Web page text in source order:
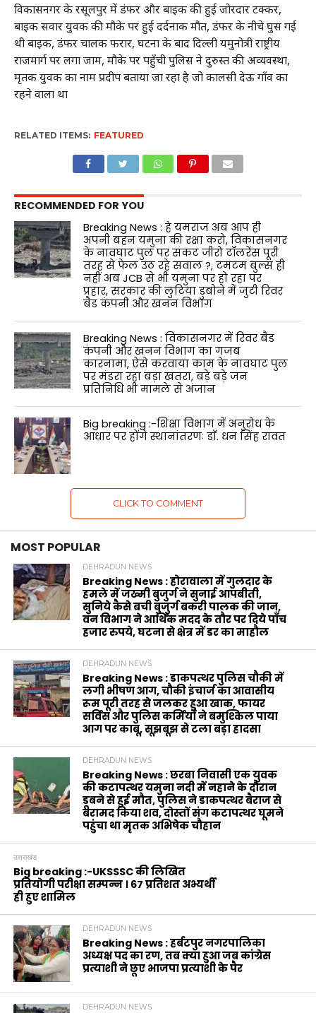
विकासनगर के रसूलपुर में डंफर और बाइक की हुई जोरदार टक्कर,
बाइक सवार युवक की मौके पर हुई दर्दनाक मौत, डंफर के नीचे घुस गई
थी बाइक, डंफर चालक फरार, घटना के बाद दिल्ली यमुनोत्री राष्ट्रीय
राजमार्ग पर लगा जाम, मौके पर पहुँची पुलिस ने दुरुस्त की अव्यवस्था,
मृतक युवक का नाम प्रदीप बताया जा रहा है जो कालसी देऊ गाँव का
रहने वाला था
RELATED ITEMS: FEATURED
RECOMMENDED FOR YOU
Breaking News : हे यमराज अब आप ही
अपनी बहन यमुना की रक्षा करो, विकासनगर
के नावघाट पुल पर संकट जीरो टॉलरेंस पूरी
तरह से फेल उठ रहे सवाल ?, टमटम बुल्स ही
नहीं अब JCB से भी यमुना पर हो रहा पर
प्रहार, सरकार की लुटिया डुबोने में जुटी रिवर
बैड कंपनी और खनन विभाग
Breaking News : विकासनगर में रिवर बैड
कंपनी और खनन विभाग का गजब
कारनामा, ऐसे करवाया काम के नावघाट पुल
पर मंडरा रहा बड़ा खतरा, बड़े बड़े जन
प्रतिनिधि भी मामले से अंजान
Big breaking :-शिक्षा विभाग में अनुरोध के
आधार पर होंगे स्थानांतरणः डाॅ. धन सिंह रावत
CLICK TO COMMENT
MOST POPULAR
DEHRADUN NEWS
Breaking News : होरावाला में गुलदार के
हमले में जख्मी बुजुर्ग ने सुनाई आपबीती,
सुनिये कैसे बची बुजुर्ग बकरी पालक की जान,
वन विभाग ने आर्थिक मदद के‌ तौर पर दिये पाँच
हजार रुपये, घटना से क्षेत्र में डर का माहौल
DEHRADUN NEWS
Breaking News : डाकपत्थर पुलिस चौकी में
लगी भीषण आग, चौकी इंचार्ज का आवासीय
रूम पूरी तरह से जलकर हुआ खाक, फायर
सर्विस और पुलिस कर्मियों ने बमुश्किल पाया
आग पर काबू, सूझबूझ से टला बड़ा हादसा
DEHRADUN NEWS
Breaking News : छरबा निवासी एक युवक
की कटापत्थर यमुना नदी में नहाने के दौरान
डूबने से हुई मौत, पुलिस ने डाकपत्थर बैराज से
बरामद किया शव, दोस्तों संग कटापत्थर घूमने
पहुंचा था मृतक अभिषेक चौहान
उत्तराखंड
Big breaking :-UKSSSC की लिखित
प्रतियोगी परीक्षा सम्पन्न । 67 प्रतिशत अभ्यर्थी
ही हुए शामिल
DEHRADUN NEWS
Breaking News : हर्बटपुर नगरपालिका
अध्यक्ष पद का रण, तब क्या हुआ जब कांग्रेस
प्रत्याशी ने छूए भाजपा प्रत्याशी के पैर
DEHRADUN NEWS